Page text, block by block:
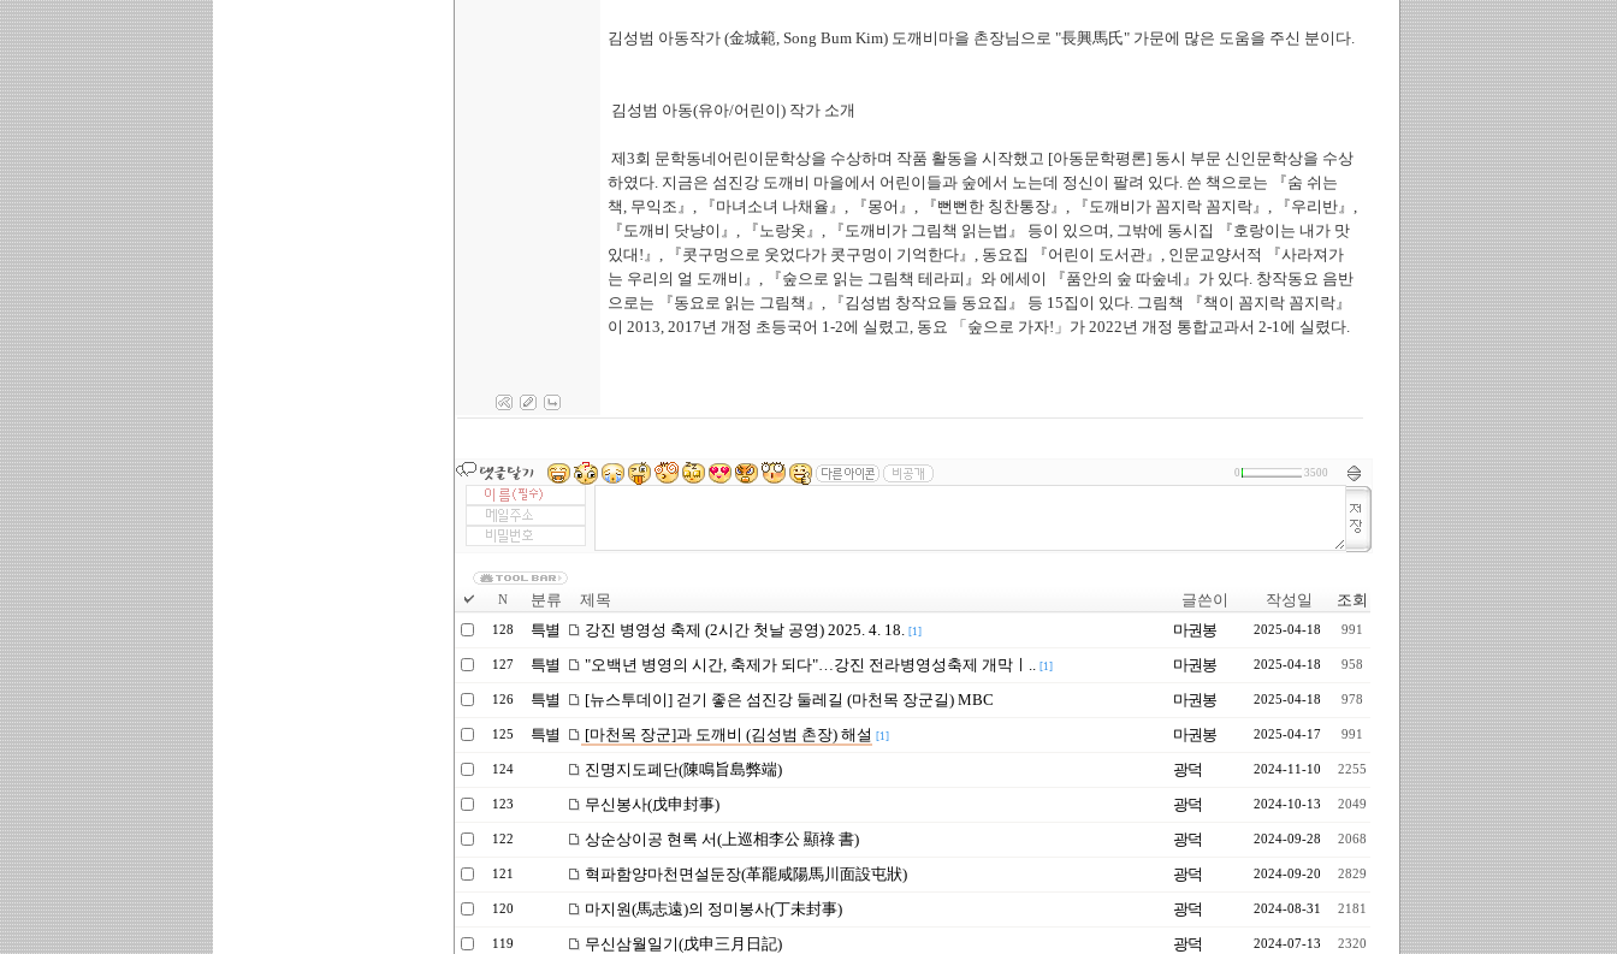
김성범 아동작가 (金城範, Song Bum Kim) 도깨비마을 촌장님으로 "長興馬氏" 가문에 많은 도움을 주신 분이다.
김성범 아동(유아/어린이) 작가 소개
제3회 문학동네어린이문학상을 수상하며 작품 활동을 시작했고 [아동문학평론] 동시 부문 신인문학상을 수상
하였다. 지금은 섬진강 도깨비 마을에서 어린이들과 숲에서 노는데 정신이 팔려 있다. 쓴 책으로는 『숨 쉬는
책, 무익조』, 『마녀소녀 나채율』, 『몽어』, 『뻔뻔한 칭찬통장』, 『도깨비가 꼼지락 꼼지락』, 『우리반』,
『도깨비 닷냥이』, 『노랑옷』, 『도깨비가 그림책 읽는법』 등이 있으며, 그밖에 동시집 『호랑이는 내가 맛
있대!』, 『콧구멍으로 웃었다가 콧구멍이 기억한다』, 동요집 『어린이 도서관』, 인문교양서적 『사라져가
는 우리의 얼 도깨비』, 『숲으로 읽는 그림책 테라피』와 에세이 『품안의 숲 따숲네』가 있다. 창작동요 음반
으로는 『동요로 읽는 그림책』, 『김성범 창작요들 동요집』 등 15집이 있다. 그림책 『책이 꼼지락 꼼지락』
이 2013, 2017년 개정 초등국어 1-2에 실렸고, 동요 「숲으로 가자!」가 2022년 개정 통합교과서 2-1에 실렸다.
0 3500
N 분류 제목 글쓴이 작성일 조회
128 특별 강진 병영성 축제 (2시간 첫날 공영) 2025. 4. 18. [1] 마권봉 2025-04-18 991
127 특별 "오백년 병영의 시간, 축제가 되다"…강진 전라병영성축제 개막ㅣ.. [1] 마권봉 2025-04-18 958
126 특별 [뉴스투데이] 걷기 좋은 섬진강 둘레길 (마천목 장군길) MBC 마권봉 2025-04-18 978
125 특별 [마천목 장군]과 도깨비 (김성범 촌장) 해설 [1] 마권봉 2025-04-17 991
124 진명지도폐단(陳鳴旨島弊端) 광덕 2024-11-10 2255
123 무신봉사(戊申封事) 광덕 2024-10-13 2049
122 상순상이공 현록 서(上巡相李公 顯祿 書) 광덕 2024-09-28 2068
121 혁파함양마천면설둔장(革罷咸陽馬川面設屯狀) 광덕 2024-09-20 2829
120 마지원(馬志遠)의 정미봉사(丁未封事) 광덕 2024-08-31 2181
119 무신삼월일기(戊申三月日記) 광덕 2024-07-13 2320